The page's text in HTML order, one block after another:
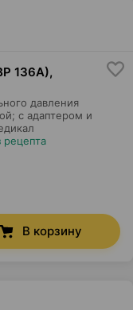
136A),
давления
с адаптером и
рецепта
В корзину